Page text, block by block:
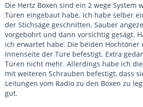
Die Hertz Boxen sind ein 2 wege System
Türen eingebaut habe. Ich habe selber
der Stichsäge geschnitten. Sauber
vorgebohrt und dann vorsichtig gesägt.
ich erwartet habe. Die beiden
Innenseite der Türe befestigt. Extra
Türen nicht mehr. Allerdings habe ich
mit weiteren Schrauben befestigt, dass
Leitungen vom Radio zu den Boxen zu
gut.